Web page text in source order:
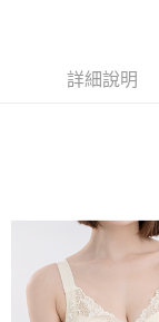
１．於結帳方式選擇
結帳頁面，進行簡訊
※ 請注意：結帳手續
購買商品的店家。未
※ 交易是否成功請以
是否繳費成功／繳費
客戶支援中心」
【注意事項】
付款後全家取貨
每筆NT$80，滿
付款後7-11取貨
每筆NT$80，滿
黑貓宅急便
詳細說明